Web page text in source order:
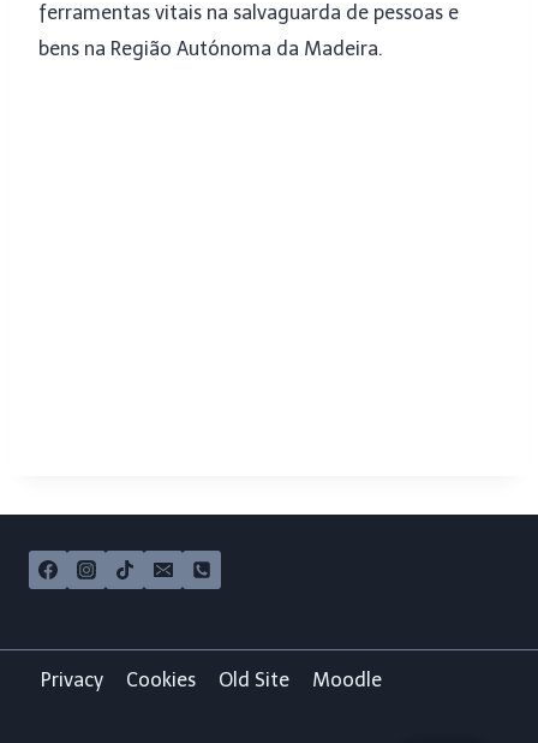
ferramentas vitais na salvaguarda de pessoas e
bens na Região Autónoma da Madeira.
Privacy Cookies Old Site Moodle